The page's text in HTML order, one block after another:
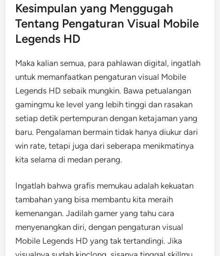
Kesimpulan yang Menggugah
Tentang Pengaturan Visual Mobile
Legends HD
Maka kalian semua, para pahlawan digital, ingatlah
untuk memanfaatkan pengaturan visual Mobile
Legends HD sebaik mungkin. Bawa petualangan
gamingmu ke level yang lebih tinggi dan rasakan
setiap detik pertempuran dengan ketajaman yang
baru. Pengalaman bermain tidak hanya diukur dari
win rate, tetapi juga dari seberapa menikmatinya
kita selama di medan perang.
Ingatlah bahwa grafis memukau adalah kekuatan
tambahan yang bisa membantu kita meraih
kemenangan. Jadilah gamer yang tahu cara
menyenangkan diri, dengan pengaturan visual
Mobile Legends HD yang tak tertandingi. Jika